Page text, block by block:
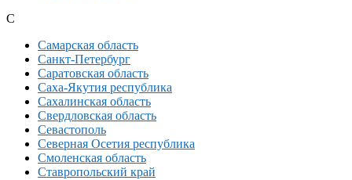
С
Самарская область
Санкт-Петербург
Саратовская область
Саха-Якутия республика
Сахалинская область
Свердловская область
Севастополь
Северная Осетия республика
Смоленская область
Ставропольский край